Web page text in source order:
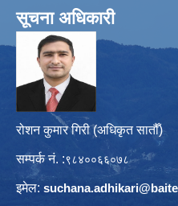
सूचना अधिकारी
रोशन कुमार गिरी (अधिकृत सातौँ)
सम्पर्क नं. :९८४००६६०७८
इमेल: suchana.adhikari@